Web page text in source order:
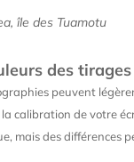
île des Tuamotu
des tirages
peuvent
calibration de votre
mais des différences